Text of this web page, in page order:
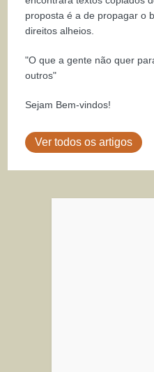
proposta é a de propagar o
direitos alheios.
"O que a gente não quer
outros"
Sejam Bem-vindos!
Ver todos os artigos